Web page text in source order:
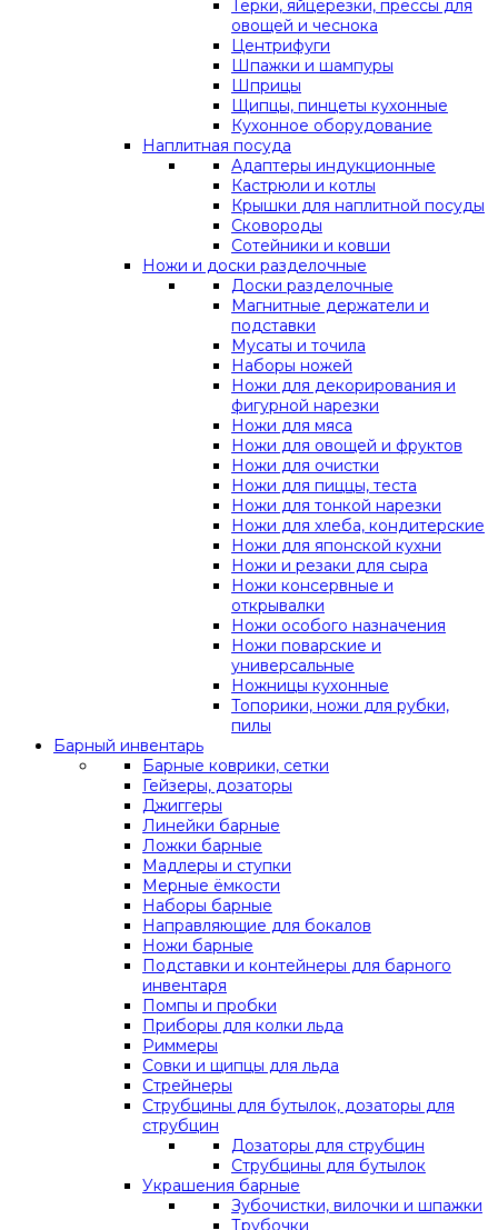
Терки, яйцерезки, прессы для
овощей и чеснока
Центрифуги
Шпажки и шампуры
Шприцы
Щипцы, пинцеты кухонные
Кухонное оборудование
Наплитная посуда
Адаптеры индукционные
Кастрюли и котлы
Крышки для наплитной посуды
Сковороды
Сотейники и ковши
Ножи и доски разделочные
Доски разделочные
Магнитные держатели и
подставки
Мусаты и точила
Наборы ножей
Ножи для декорирования и
фигурной нарезки
Ножи для мяса
Ножи для овощей и фруктов
Ножи для очистки
Ножи для пиццы, теста
Ножи для тонкой нарезки
Ножи для хлеба, кондитерские
Ножи для японской кухни
Ножи и резаки для сыра
Ножи консервные и
открывалки
Ножи особого назначения
Ножи поварские и
универсальные
Ножницы кухонные
Топорики, ножи для рубки,
пилы
Барный инвентарь
Барные коврики, сетки
Гейзеры, дозаторы
Джиггеры
Линейки барные
Ложки барные
Мадлеры и ступки
Мерные ёмкости
Наборы барные
Направляющие для бокалов
Ножи барные
Подставки и контейнеры для барного
инвентаря
Помпы и пробки
Приборы для колки льда
Риммеры
Совки и щипцы для льда
Стрейнеры
Струбцины для бутылок, дозаторы для
струбцин
Дозаторы для струбцин
Струбцины для бутылок
Украшения барные
Зубочистки, вилочки и шпажки
Трубочки